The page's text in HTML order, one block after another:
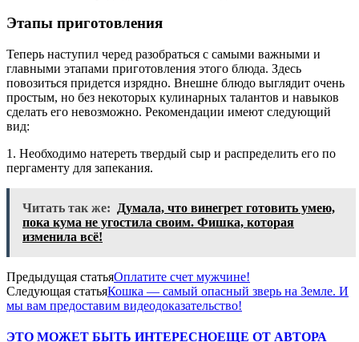
Этапы приготовления
Теперь наступил черед разобраться с самыми важными и
главными этапами приготовления этого блюда. Здесь
повозиться придется изрядно. Внешне блюдо выглядит очень
простым, но без некоторых кулинарных талантов и навыков
сделать его невозможно. Рекомендации имеют следующий
вид:
1. Необходимо натереть твердый сыр и распределить его по
пергаменту для запекания.
Читать так же:
Думала, что винегрет готовить умею,
пока кума не угостила своим. Фишка, которая
изменила всё!
Предыдущая статьяОплатите счет мужчине!
Следующая статьяКошка — самый опасный зверь на Земле. И
мы вам предоставим видеодоказательство!
ЭТО МОЖЕТ БЫТЬ ИНТЕРЕСНОЕЩЕ ОТ АВТОРА